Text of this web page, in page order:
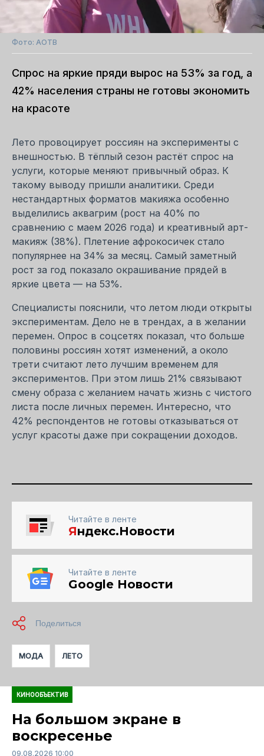
Фото: АОТВ
Спрос на яркие пряди вырос на 53% за год, а
42% населения страны не готовы экономить
на красоте
Лето провоцирует россиян на эксперименты с
внешностью. В тёплый сезон растёт спрос на
услуги, которые меняют привычный образ. К
такому выводу пришли аналитики. Среди
нестандартных форматов макияжа особенно
выделились аквагрим (рост на 40% по
сравнению с маем 2026 года) и креативный арт-
макияж (38%). Плетение афрокосичек стало
популярнее на 34% за месяц. Самый заметный
рост за год показало окрашивание прядей в
яркие цвета — на 53%.
Специалисты пояснили, что летом люди открыты
экспериментам. Дело не в трендах, а в желании
перемен. Опрос в соцсетях показал, что больше
половины россиян хотят изменений, а около
трети считают лето лучшим временем для
экспериментов. При этом лишь 21% связывают
смену образа с желанием начать жизнь с чистого
листа после личных перемен. Интересно, что
42% респондентов не готовы отказываться от
услуг красоты даже при сокращении доходов.
Читайте в ленте
Яндекс.Новости
Читайте в ленте
Google Новости
МОДА ЛЕТО
КИНООБЪЕКТИВ
На большом экране в
воскресенье
09.08.2026 10:00